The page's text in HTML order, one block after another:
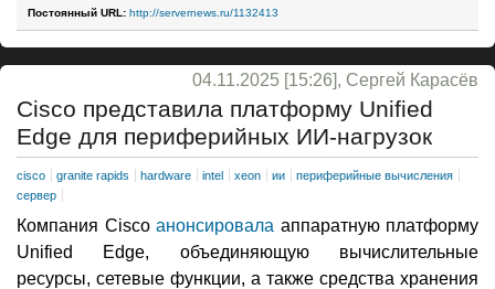
Постоянный URL: http://servernews.ru/1132413
04.11.2025 [15:26], Сергей Карасёв
Cisco представила платформу Unified
Edge для периферийных ИИ-нагрузок
cisco granite rapids hardware intel xeon ии
периферийные вычисления
сервер
Компания Cisco анонсировала аппаратную платформу
Unified Edge, объединяющую вычислительные
ресурсы, сетевые функции, а также средства хранения